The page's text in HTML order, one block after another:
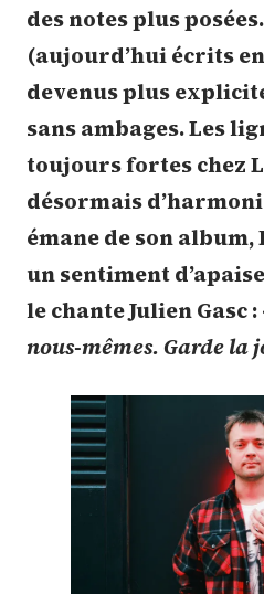
des notes plus
(aujourd’hui écrits
devenus plus
sans ambages. Les
toujours fortes chez
désormais
émane de son
un sentiment
le chante Julien Gasc :
nous-mêmes. Garde la